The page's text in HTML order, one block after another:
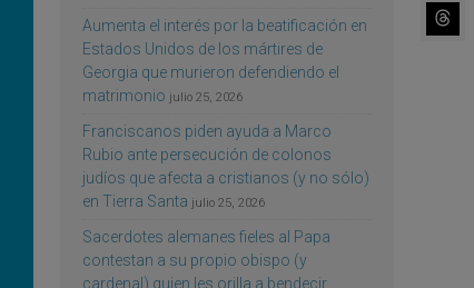
Aumenta el interés por la beatificación en
Estados Unidos de los mártires de
Georgia que murieron defendiendo el
matrimonio julio 25, 2026
Franciscanos piden ayuda a Marco
Rubio ante persecución de colonos
judíos que afecta a cristianos (y no sólo)
en Tierra Santa julio 25, 2026
Sacerdotes alemanes fieles al Papa
contestan a su propio obispo (y
cardenal) quien les orilla a bendecir